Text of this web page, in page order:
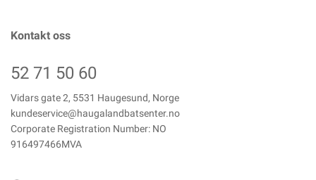
Kontakt oss
52 71 50 60
Vidars gate 2, 5531 Haugesund, Norge
kundeservice@haugalandbatsenter.no
Corporate Registration Number: NO
916497466MVA